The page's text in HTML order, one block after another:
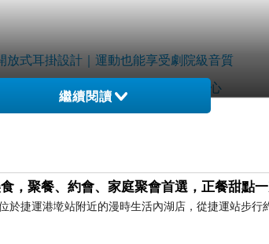
放式耳掛設計｜運動也能享受劇院級音質
舒服，久戴不悶，聽得到環境聲更安心
繼續閱讀
，聚餐、約會、家庭聚會首選，正餐甜點
捷運港墘站附近的漫時生活內湖店，從捷運站步行